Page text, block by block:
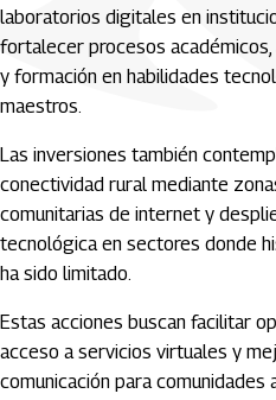
laboratorios digitales en
fortalecer procesos
y formación en habilidades
maestros.
Las inversiones también
conectividad rural mediante
comunitarias de internet y
tecnológica en sectores donde
ha sido limitado.
Estas acciones buscan facilitar
acceso a servicios virtuales y
comunicación para comunidades